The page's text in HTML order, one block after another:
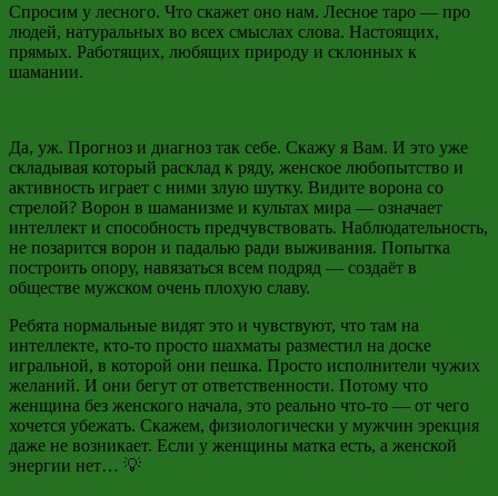
Спросим у лесного. Что скажет оно нам. Лесное таро — про
людей, натуральных во всех смыслах слова. Настоящих,
прямых. Работящих, любящих природу и склонных к
шамании.
Да, уж. Прогноз и диагноз так себе. Скажу я Вам. И это уже
складывая который расклад к ряду, женское любопытство и
активность играет с ними злую шутку. Видите ворона со
стрелой? Ворон в шаманизме и культах мира — означает
интеллект и способность предчувствовать. Наблюдательность,
не позарится ворон и падалью ради выживания. Попытка
построить опору, навязаться всем подряд — создаёт в
обществе мужском очень плохую славу.
Ребята нормальные видят это и чувствуют, что там на
интеллекте, кто-то просто шахматы разместил на доске
игральной, в которой они пешка. Просто исполнители чужих
желаний. И они бегут от ответственности. Потому что
женщина без женского начала, это реально что-то — от чего
хочется убежать. Скажем, физиологически у мужчин эрекция
даже не возникает. Если у женщины матка есть, а женской
энергии нет… 💡